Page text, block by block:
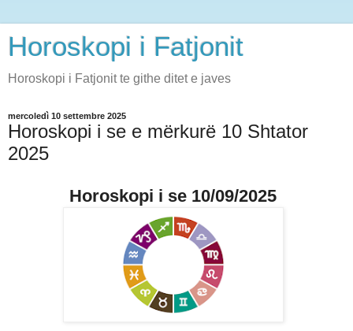
Horoskopi i Fatjonit
Horoskopi i Fatjonit te githe ditet e javes
mercoledì 10 settembre 2025
Horoskopi i se e mërkurë 10 Shtator
2025
Horoskopi i se 10/09/2025